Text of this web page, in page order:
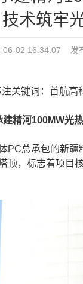
技术筑牢
06-02 16:34:07
键词：首航高
河100MW光热
总承包的新疆
顶，标志着项目